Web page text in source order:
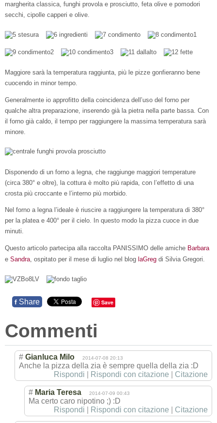
margherita classica, funghi provola e prosciutto, feta olive e pomodori
secchi, cipolle capperi e olive.
Maggiore sarà la temperatura raggiunta, più le pizze gonfieranno bene
cuocendo in minor tempo.
Generalmente io approfitto della coincidenza dell’uso del forno per
qualche altra preparazione, inserendo già la pietra nella parte bassa. Con
il forno già caldo, il tempo per raggiungere la massima temperatura sarà
minore.
Disponendo di un forno a legna, che raggiunge maggiori temperature
(circa 380° e oltre), la cottura è molto più rapida, con l’effetto di una
crosta più croccante e l’interno più morbido.
Nel forno a legna l’ideale è riuscire a raggiungere la temperatura di 380°
per la platea e 400° per il cielo. In questo modo la pizza cuoce in due
minuti.
Questo articolo partecipa alla raccolta PANISSIMO delle amiche Barbara
e Sandra , ospitato per il mese di luglio nel blog laGreg di Silvia Gregori.
f Share Save
Commenti
# Gianluca Milo 2014-07-08 20:13
Anche la pizza della zia è sempre quella della zia :D
Rispondi
Rispondi con citazione Citazione
# Maria Teresa 2014-07-09 00:43
Ma certo caro nipotino ;) :D
Rispondi
Rispondi con citazione Citazione